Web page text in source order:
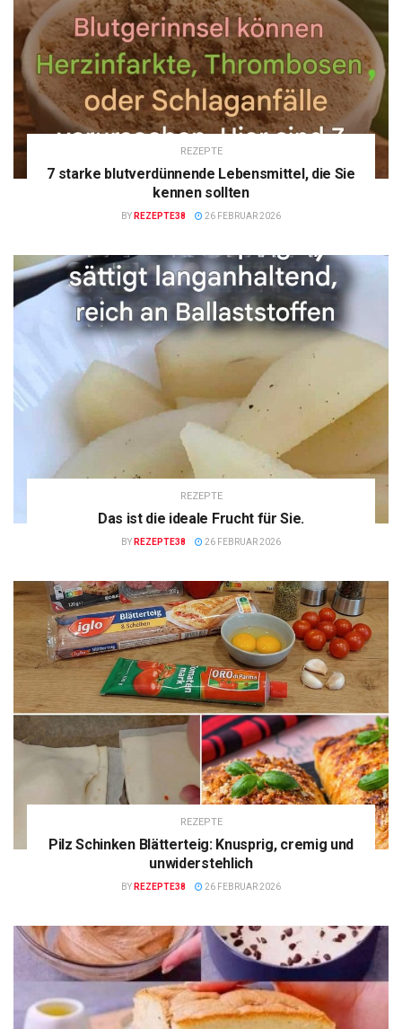
REZEPTE
7 starke blutverdünnende Lebensmittel, die Sie
kennen sollten
BY REZEPTE38 26 FEBRUAR 2026
REZEPTE
Das ist die ideale Frucht für Sie.
BY REZEPTE38 26 FEBRUAR 2026
REZEPTE
Pilz Schinken Blätterteig: Knusprig, cremig und
unwiderstehlich
BY REZEPTE38 26 FEBRUAR 2026